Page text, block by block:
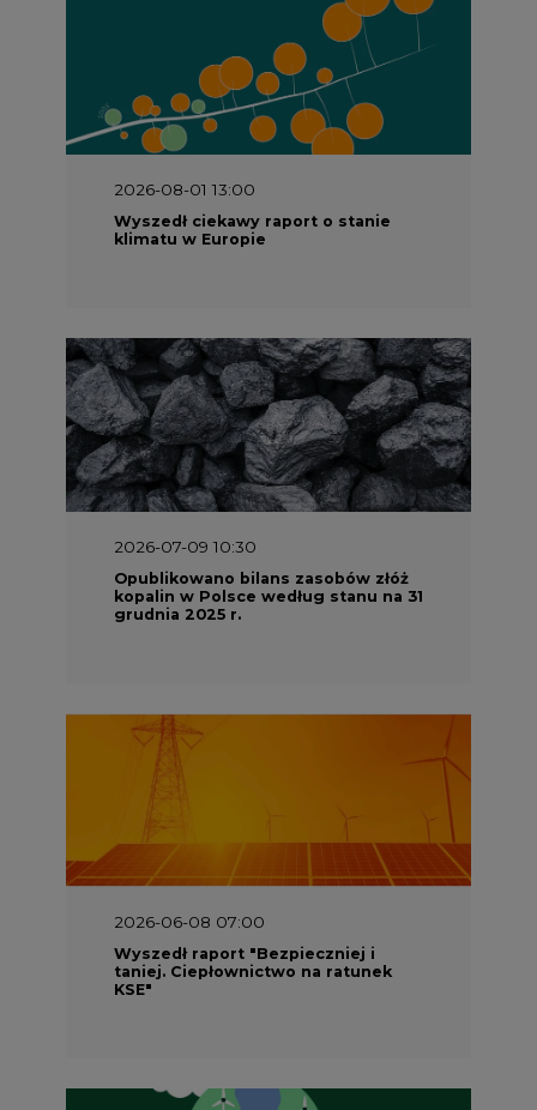
2026-08-01 13:00
Wyszedł ciekawy raport o stanie
klimatu w Europie
2026-07-09 10:30
Opublikowano bilans zasobów złóż
kopalin w Polsce według stanu na 31
grudnia 2025 r.
2026-06-08 07:00
Wyszedł raport "Bezpieczniej i
taniej. Ciepłownictwo na ratunek
KSE"